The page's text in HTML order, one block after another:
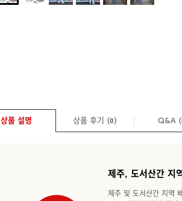
상품 설명 상품 후기 (0) Q&A (
제주, 도서산간 지
제주 및 도서산간 지역